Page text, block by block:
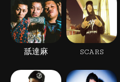
舐達麻 SCARS